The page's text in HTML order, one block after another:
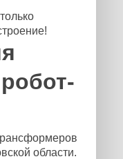
области.